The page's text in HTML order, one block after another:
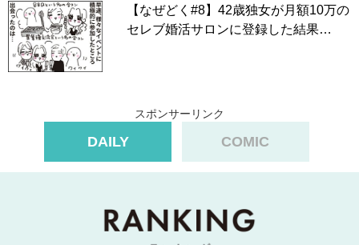
▶「なぜりこ」一話目からイッキ読み！
スポンサーリンク
【なぜどく#8】42歳独女が月額10万の
セレブ婚活サロンに登録した結果…
スポンサーリンク
DAILY COMIC